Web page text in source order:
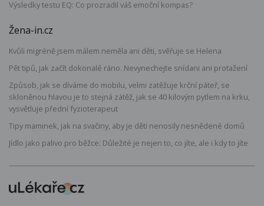
Výsledky testu EQ: Co prozradil váš emoční kompas?
Žena-in.cz
Kvůli migréně jsem málem neměla ani děti, svěřuje se Helena
Pět tipů, jak začít dokonalé ráno. Nevynechejte snídani ani protažení
Způsob, jak se díváme do mobilu, velmi zatěžuje krční páteř, se
skloněnou hlavou je to stejná zátěž, jak se 40 kilovým pytlem na krku,
vysvětluje přední fyzioterapeut
Tipy maminek, jak na svačiny, aby je děti nenosily nesnědené domů
Jídlo jako palivo pro běžce: Důležité je nejen to, co jíte, ale i kdy to jíte